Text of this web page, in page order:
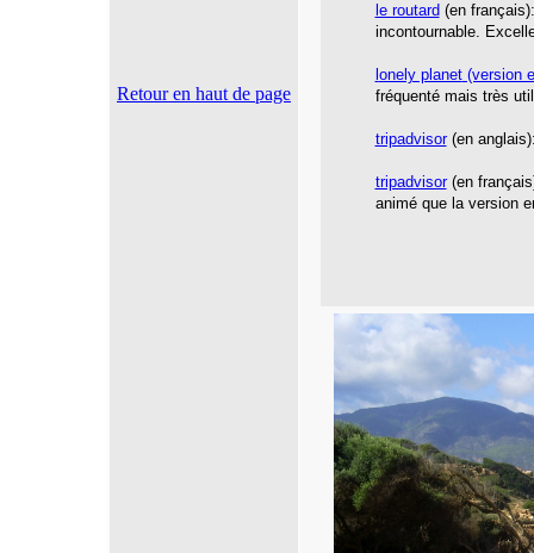
Retour en haut de page
le routard (en
incontournable.
onely planet(version
fréquenté mais très
tripadvisor(en
tripadvisor(en
animé que la version